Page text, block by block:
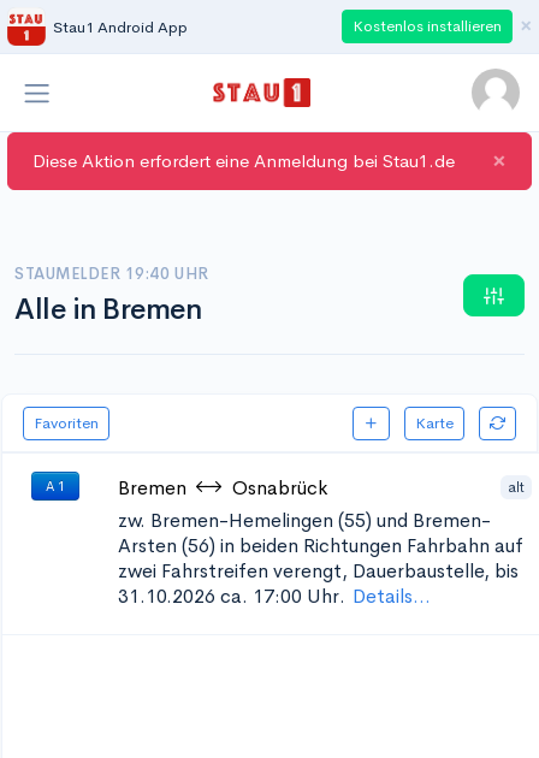
Stau1 Android App Kostenlos installieren ×
Diese Aktion erfordert eine Anmeldung bei Stau1.de ×
STAUMELDER 19:40 UHR
Alle in Bremen
Favoriten Karte
A 1 Bremen Osnabrück alt
zw. Bremen-Hemelingen (55) und Bremen-
Arsten (56) in beiden Richtungen Fahrbahn auf
zwei Fahrstreifen verengt, Dauerbaustelle, bis
31.10.2026 ca. 17:00 Uhr. Details...